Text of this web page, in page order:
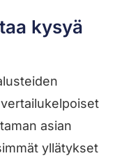
kysyä
asian
yllätykset